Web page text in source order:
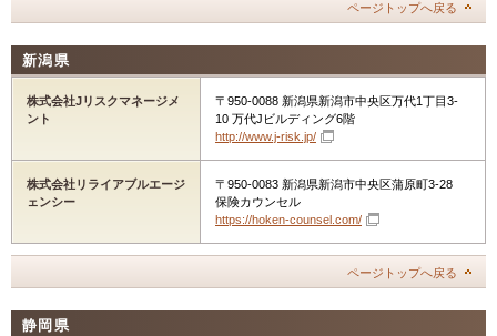
ページトップへ戻る
新潟県
株式会社Jリスクマネージメ
ント
〒950-0088 新潟県新潟市中央区万代1丁目3-
10 万代Jビルディング6階
http://www.j-risk.jp/
株式会社リライアブルエージ
ェンシー
〒950-0083 新潟県新潟市中央区蒲原町3-28
保険カウンセル
https://hoken-counsel.com/
ページトップへ戻る
静岡県